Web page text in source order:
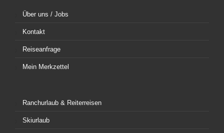
Über uns / Jobs
Kontakt
Reiseanfrage
Mein Merkzettel
Ranchurlaub & Reiterreisen
Skiurlaub